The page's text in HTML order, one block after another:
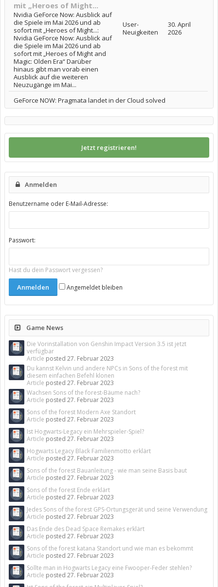
mit „Heroes of Might...
Nvidia GeForce Now: Ausblick auf
die Spiele im Mai 2026 und ab
sofort mit „Heroes of Might...:
Nvidia GeForce Now: Ausblick auf
die Spiele im Mai 2026 und ab
sofort mit „Heroes of Might and
Magic: Olden Era“ Darüber
hinaus gibt man vorab einen
Ausblick auf die weiteren
Neuzugänge im Mai...
User-
Neuigkeiten
30. April
2026
GeForce NOW: Pragmata landet in der Cloud solved
Jetzt registrieren!
Anmelden
Benutzername oder E-Mail-Adresse:
Passwort:
Hast du dein Passwort vergessen?
Angemeldet bleiben
Game News
Die Vorinstallation von Genshin Impact Version 3.5 ist jetzt
verfügbar
Article posted 27. Februar 2023
Du kannst Kelvin und andere NPCs in Sons of the forest mit
diesem einfachen Befehl klonen
Article posted 27. Februar 2023
Wachsen Sons of the forest-Bäume nach?
Article posted 27. Februar 2023
Sons of the forest Modern Axe Standort
Article posted 27. Februar 2023
Ist Hogwarts-Legacy ein Mehrspieler-Spiel?
Article posted 27. Februar 2023
Hogwarts Legacy Black Familienmotto erklärt
Article posted 27. Februar 2023
Sons of the forest Bauanleitung - wie man seine Basis baut
Article posted 27. Februar 2023
Sons of the forest Ende erklärt
Article posted 27. Februar 2023
Jedes Sons of the forest GPS-Ortungsgerät und seine Verwendung
Article posted 27. Februar 2023
Das Ende des Dead Space Remakes erklärt
Article posted 27. Februar 2023
Sons of the forest katana Standort und wie man es bekommt
Article posted 27. Februar 2023
Sollte man in Hogwarts Legacy eine Fwooper-Feder stehlen?
Article posted 27. Februar 2023